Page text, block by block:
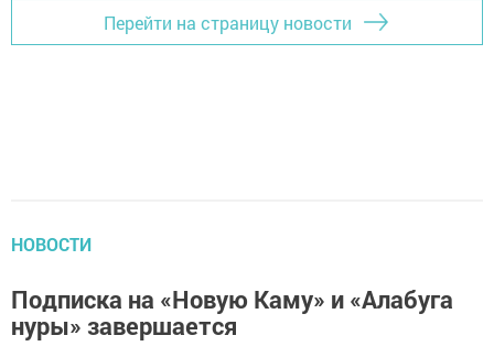
Перейти на страницу новости
НОВОСТИ
Подписка на «Новую Каму» и «Алабуга
нуры» завершается